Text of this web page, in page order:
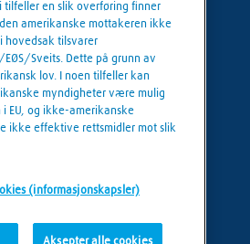
Generelle vilkår
informasjon
Personvern
Cookies policy
tilfeller en slik overføring finner
amerikanske mottakeren ikke
hovedsak tilsvarer
Sveits. Dette på grunn av
lov. I noen tilfeller kan
myndigheter være mulig
EU, og ikke-amerikanske
ikke effektive rettsmidler mot slik
(informasjonskapsler)